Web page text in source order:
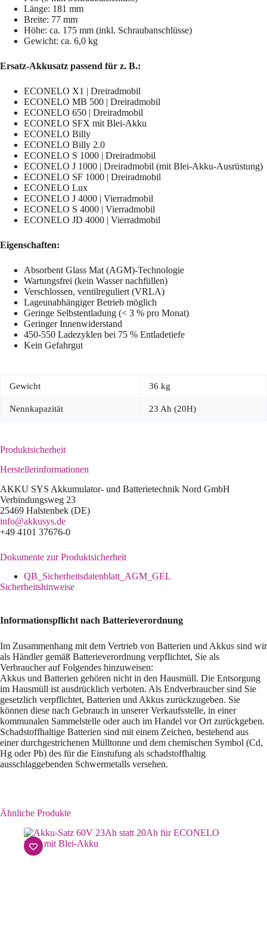
Länge: 181 mm
Breite: 77 mm
Höhe: ca. 175 mm (inkl. Schraubanschlüsse)
Gewicht: ca. 6,0 kg
Ersatz-Akkusatz passend für z. B.:
ECONELO X1 | Dreiradmobil
ECONELO MB 500 | Dreiradmobil
ECONELO 650 | Dreiradmobil
ECONELO SFX mit Blei-Akku
ECONELO Billy
ECONELO Billy 2.0
ECONELO S 1000 | Dreiradmobil
ECONELO J 1000 | Dreiradmobil (mit Blei-Akku-Ausrüstung)
ECONELO SF 1000 | Dreiradmobil
ECONELO Lux
ECONELO J 4000 | Vierradmobil
ECONELO S 4000 | Vierradmobil
ECONELO JD 4000 | Vierradmobil
Eigenschaften:
Absorbent Glass Mat (AGM)-Technologie
Wartungsfrei (kein Wasser nachfüllen)
Verschlossen, ventilreguliert (VRLA)
Lageunabhängiger Betrieb möglich
Geringe Selbstentladung (< 3 % pro Monat)
Geringer Innenwiderstand
450-550 Ladezyklen bei 75 % Entladetiefe
Kein Gefahrgut
Gewicht 36 kg
Nennkapazität 23 Ah (20H)
Produktsicherheit
Herstellerinformationen
AKKU SYS Akkumulator- und Batterietechnik Nord GmbH
Verbindungsweg 23
25469 Halstenbek (DE)
info@akkusys.de
+49 4101 37676-0
Dokumente zur Produktsicherheit
QB_Sicherheitsdatenblatt_AGM_GEL
Sicherheitshinweise
Informationspflicht nach Batterieverordnung
Im Zusammenhang mit dem Vertrieb von Batterien und Akkus sind wir
als Händler gemäß Batterieverordnung verpflichtet, Sie als
Verbraucher auf Folgendes hinzuweisen:
Akkus und Batterien gehören nicht in den Hausmüll. Die Entsorgung
im Hausmüll ist ausdrücklich verboten. Als Endverbraucher sind Sie
gesetzlich verpflichtet, Batterien und Akkus zurückzugeben. Sie
können diese nach Gebrauch in unserer Verkaufsstelle, in einer
kommunalen Sammelstelle oder auch im Handel vor Ort zurückgeben.
Schadstoffhaltige Batterien sind mit einem Zeichen, bestehend aus
einer durchgestrichenen Mülltonne und dem chemischen Symbol (Cd,
Hg oder Pb) des für die Einstufung als schadstoffhaltig
ausschlaggebenden Schwermetalls versehen.
Ähnliche Produkte